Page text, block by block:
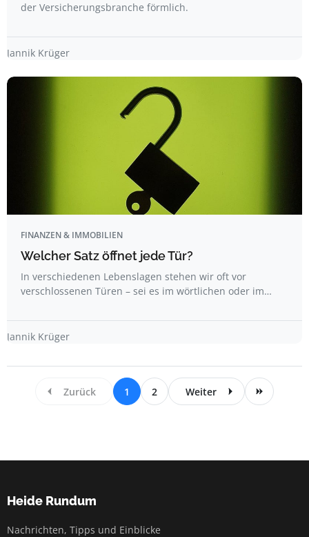
der Versicherungsbranche förmlich.
Jannik Krüger
FINANZEN & IMMOBILIEN
Welcher Satz öffnet jede Tür?
In verschiedenen Lebenslagen stehen wir oft vor
verschlossenen Türen – sei es im wörtlichen oder im…
Jannik Krüger
Zurück 1 2 Weiter
Heide Rundum
Nachrichten, Tipps und Einblicke